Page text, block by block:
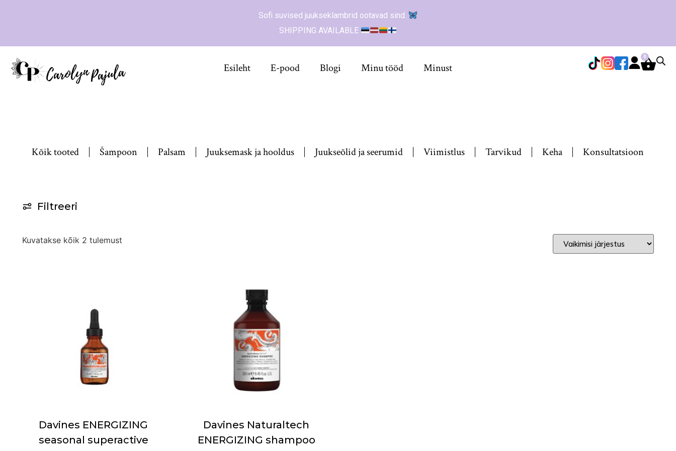
Sofi suvised juukseklambrid ootavad sind.
SHIPPING AVAILABLE
Esileht E-pood Blogi Minu tööd Minust
0
Kõik tooted Šampoon Palsam Juuksemask ja hooldus Juukseõlid ja seerumid Viimistlus Tarvikud Keha Konsultatsioon
Filtreeri
Kuvatakse kõik 2 tulemust
Davines ENERGIZING
seasonal superactive
Davines Naturaltech
ENERGIZING shampoo